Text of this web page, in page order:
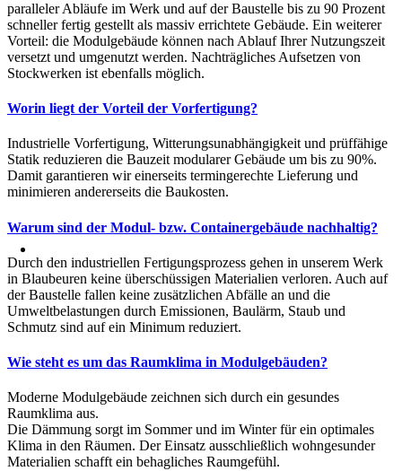
paralleler Abläufe im Werk und auf der Baustelle bis zu 90 Prozent
schneller fertig gestellt als massiv errichtete Gebäude. Ein weiterer
Vorteil: die Modulgebäude können nach Ablauf Ihrer Nutzungszeit
versetzt und umgenutzt werden. Nachträgliches Aufsetzen von
Stockwerken ist ebenfalls möglich.
Worin liegt der Vorteil der Vorfertigung?
Industrielle Vorfertigung, Witterungsunabhängigkeit und prüffähige
Statik reduzieren die Bauzeit modularer Gebäude um bis zu 90%.
Damit garantieren wir einerseits termingerechte Lieferung und
minimieren andererseits die Baukosten.
Warum sind der Modul- bzw. Containergebäude nachhaltig?
Durch den industriellen Fertigungsprozess gehen in unserem Werk
in Blaubeuren keine überschüssigen Materialien verloren. Auch auf
der Baustelle fallen keine zusätzlichen Abfälle an und die
Umweltbelastungen durch Emissionen, Baulärm, Staub und
Schmutz sind auf ein Minimum reduziert.
Wie steht es um das Raumklima in Modulgebäuden?
Moderne Modulgebäude zeichnen sich durch ein gesundes
Raumklima aus.
Die Dämmung sorgt im Sommer und im Winter für ein optimales
Klima in den Räumen. Der Einsatz ausschließlich wohngesunder
Materialien schafft ein behagliches Raumgefühl.